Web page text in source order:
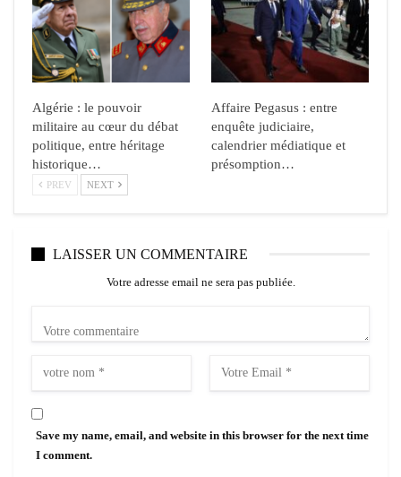
Algérie : le pouvoir
militaire au cœur du débat
politique, entre héritage
historique…
Affaire Pegasus : entre
enquête judiciaire,
calendrier médiatique et
présomption…
PREV NEXT
LAISSER UN COMMENTAIRE
Votre adresse email ne sera pas publiée.
Save my name, email, and website in this browser for the next time
I comment.